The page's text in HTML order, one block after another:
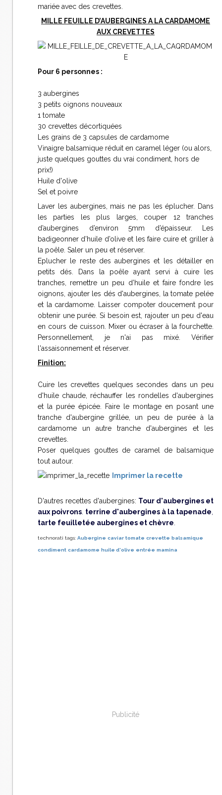
mariée avec des crevettes.
MILLE FEUILLE D’AUBERGINES A LA CARDAMOME
AUX CREVETTES
Pour 6 personnes :
3 aubergines
3 petits oignons nouveaux
1 tomate
30 crevettes décortiquées
Les grains de 3 capsules de cardamome
Vinaigre balsamique réduit en caramel léger (ou alors,
juste quelques gouttes du vrai condiment, hors de
prix!)
Huile d'olive
Sel et poivre
Laver les aubergines, mais ne pas les éplucher. Dans
les parties les plus larges, couper 12 tranches
d’aubergines d’environ 5mm d’épaisseur. Les
badigeonner d’huile d’olive et les faire cuire et griller à
la poêle. Saler un peu et réserver.
Eplucher le reste des aubergines et les détailler en
petits dés. Dans la poêle ayant servi à cuire les
tranches, remettre un peu d’huile et faire fondre les
oignons, ajouter les dés d'aubergines, la tomate pelée
et la cardamome. Laisser compoter doucement pour
obtenir une purée. Si besoin est, rajouter un peu d'eau
en cours de cuisson. Mixer ou écraser à la fourchette.
Personnellement, je n'ai pas mixé. Vérifier
l'assaisonnement et réserver.
Finition:
Cuire les crevettes quelques secondes dans un peu
d'huile chaude, réchauffer les rondelles d'aubergines
et la purée épicée. Faire le montage en posant une
tranche d'aubergine grillée, un peu de purée à la
cardamome un autre tranche d'aubergines et les
crevettes.
Poser quelques gouttes de caramel de balsamique
tout autour.
Imprimer la recette
D'autres recettes d'aubergines: Tour d'aubergines et
aux poivrons terrine d'aubergines à la tapenade
tarte feuilletée aubergines et chèvre
technorati tags: Aubergine caviar tomate crevette balsamique
condiment cardamome huile d'olive entrée mamina
Publicité